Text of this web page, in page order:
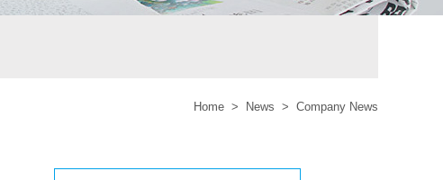
Home > News > Company News